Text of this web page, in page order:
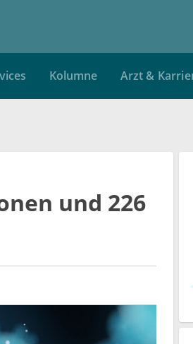
Kolumne Arzt &
und 226